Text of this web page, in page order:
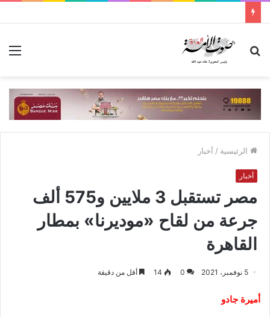
بحث
الرئيسية / أخبار
أخبار
مصر تستقبل 3 ملايين و575 ألف
جرعة من لقاح «موديرنا» بمطار
القاهرة
5 نوفمبر، 2021 0
14 أقل من دقيقة
أميرة جادو